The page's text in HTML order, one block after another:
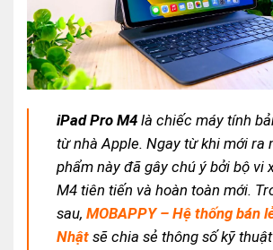
iPad Pro M4 là chiếc máy tính
từ nhà Apple. Ngay từ khi mới ra
phẩm này đã gây chú ý bởi bộ vi
M4 tiên tiến và hoàn toàn mới.
sau,MOBAPPY – Hệ thống bán
Nhật sẽ chia sẻ thông số kỹ